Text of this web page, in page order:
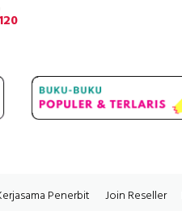
Penerbit Join Reseller